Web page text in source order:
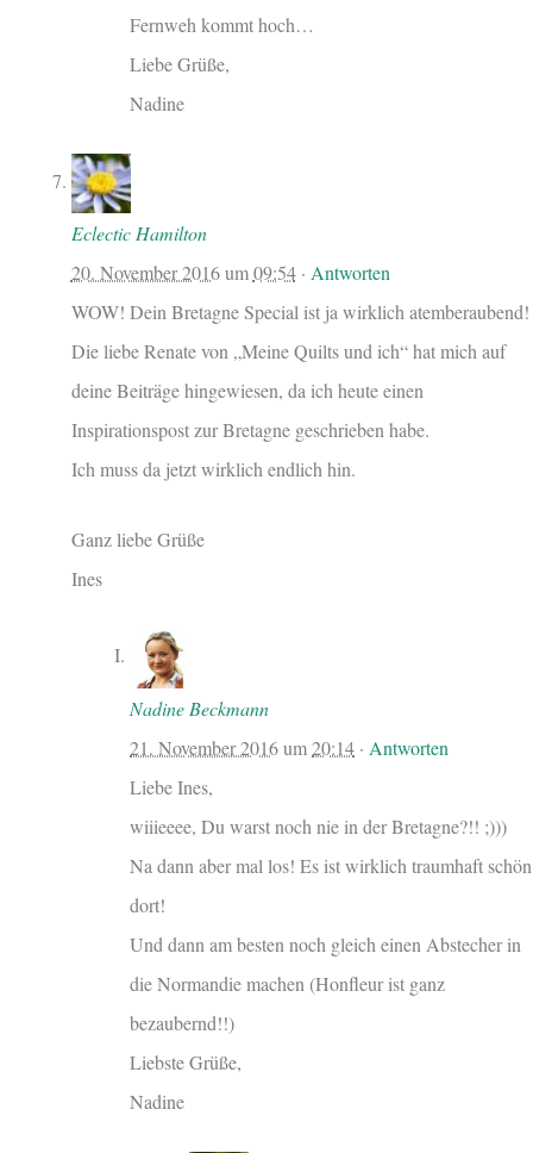
Fernweh kommt hoch…
Liebe Grüße,
Nadine
Eclectic Hamilton
20. November 2016um09:54· Antworten
WOW! Dein Bretagne Special ist ja wirklich atemberaubend!
Die liebe Renate von „Meine Quilts und ich“ hat mich auf
deine Beiträge hingewiesen, da ich heute einen
Inspirationspost zur Bretagne geschrieben habe.
Ich muss da jetzt wirklich endlich hin.
Ganz liebe Grüße
Ines
Nadine Beckmann
21. November 2016um20:14 · Antworten
Liebe Ines,
wiiieeee, Du warst noch nie in der Bretagne?!! ;)))
Na dann aber mal los! Es ist wirklich traumhaft schön
dort!
Und dann am besten noch gleich einen Abstecher in
die Normandie machen (Honfleur ist ganz
bezaubernd!!)
Liebste Grüße,
Nadine